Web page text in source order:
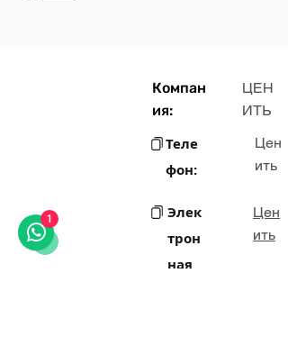
Компан
ия:
ЦЕН
ИТЬ
Теле
фон:
Цен
ить
Элек
трон
ная
Цен
ить
1